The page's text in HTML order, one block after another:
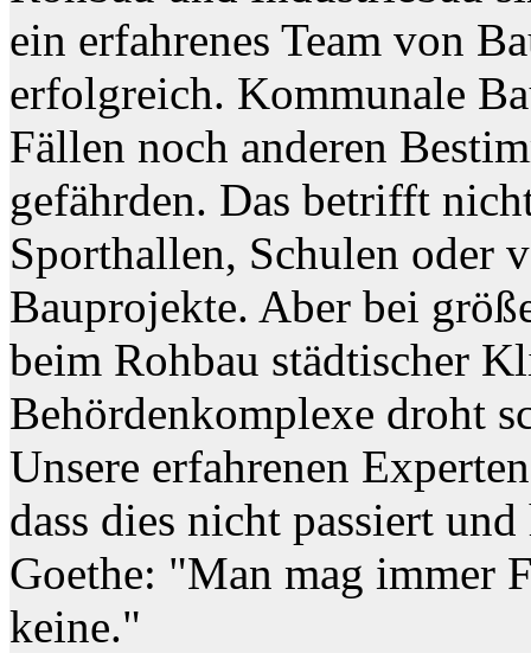
ein erfahrenes Team von
erfolgreich. Kommunale
Fällen noch anderen
gefährden. Das betrifft
Sporthallen, Schulen oder
Bauprojekte. Aber bei
beim Rohbau städtischer
Behördenkomplexe droht
Unsere erfahrenen
dass dies nicht passiert
Goethe: "Man mag immer
keine."